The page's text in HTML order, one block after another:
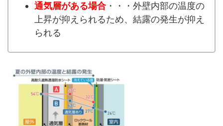
通気層がある場合 ・・・外壁内部の温度の
上昇が抑えられるため、結露の発生が抑え
られる